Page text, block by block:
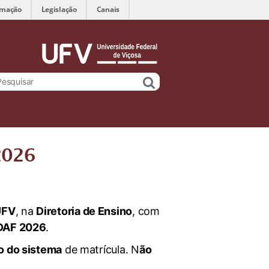
Legislação Canais
, na Diretoria de Ensino, com
2026.
do sistema de matrícula. Não